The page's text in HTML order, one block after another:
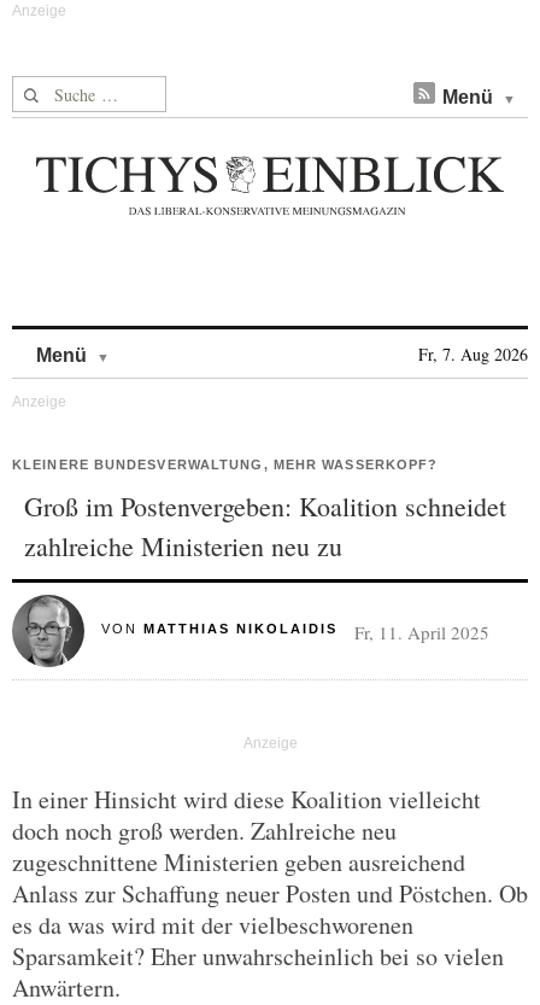
Suche nach: Menü
Menü Fr, 7. Aug 2026
KLEINERE BUNDESVERWALTUNG, MEHR WASSERKOPF?
Groß im Postenvergeben: Koalition schneidet
zahlreiche Ministerien neu zu
VON MATTHIAS NIKOLAIDIS Fr, 11. April 2025
In einer Hinsicht wird diese Koalition vielleicht
doch noch groß werden. Zahlreiche neu
zugeschnittene Ministerien geben ausreichend
Anlass zur Schaffung neuer Posten und Pöstchen. Ob
es da was wird mit der vielbeschworenen
Sparsamkeit? Eher unwahrscheinlich bei so vielen
Anwärtern.